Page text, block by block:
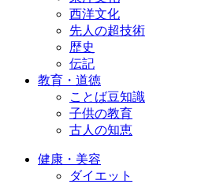
西洋文化
先人の超技術
歴史
伝記
教育・道徳
ことば豆知識
子供の教育
古人の知恵
健康・美容
ダイエット